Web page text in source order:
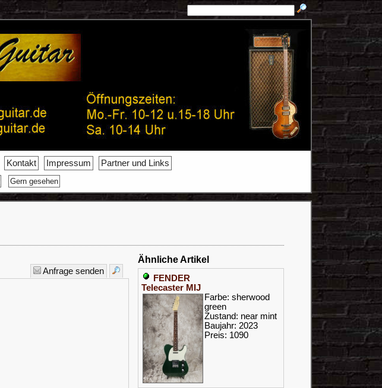
Kontakt Impressum Partner und Links
Gern gesehen
Anfrage senden
Ähnliche Artikel
FENDER
Telecaster MIJ
Farbe: sherwood
green
Zustand: near mint
Baujahr: 2023
Preis: 1090